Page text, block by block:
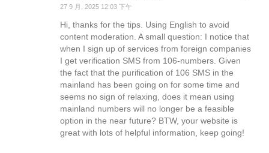
27 9 月, 2025 12:03 下午
Hi, thanks for the tips. Using English to avoid
content moderation. A small question: I notice that
when I sign up of services from foreign companies
I get verification SMS from 106-numbers. Given
the fact that the purification of 106 SMS in the
mainland has been going on for some time and
seems no sign of relaxing, does it mean using
mainland numbers will no longer be a feasible
option in the near future? BTW, your website is
great with lots of helpful information, keep going!